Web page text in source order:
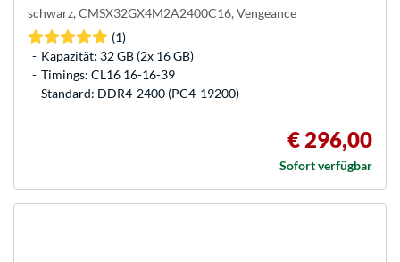
schwarz, CMSX32GX4M2A2400C16, Vengeance
(1)
Kapazität: 32 GB (2x 16 GB)
Timings: CL16 16-16-39
Standard: DDR4-2400 (PC4-19200)
€ 296,00
Sofort verfügbar